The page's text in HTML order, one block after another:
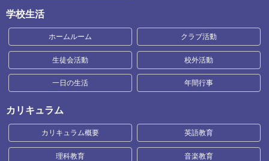
学校生活
ホームルーム クラブ活動
生徒会活動 校外活動
一日の生活 年間行事
カリキュラム
カリキュラム概要 英語教育
理科教育 音楽教育